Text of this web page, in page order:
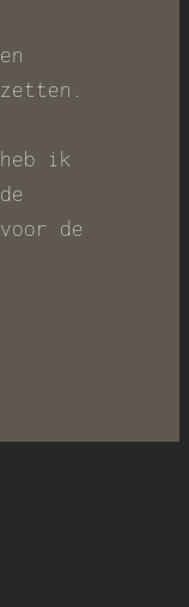
heb ik
de